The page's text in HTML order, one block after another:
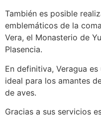
También es posible
emblemáticos de la
Vera, el Monasterio de
Plasencia.
En definitiva, Veragua
ideal para los amantes
de aves.
Gracias a sus servicios